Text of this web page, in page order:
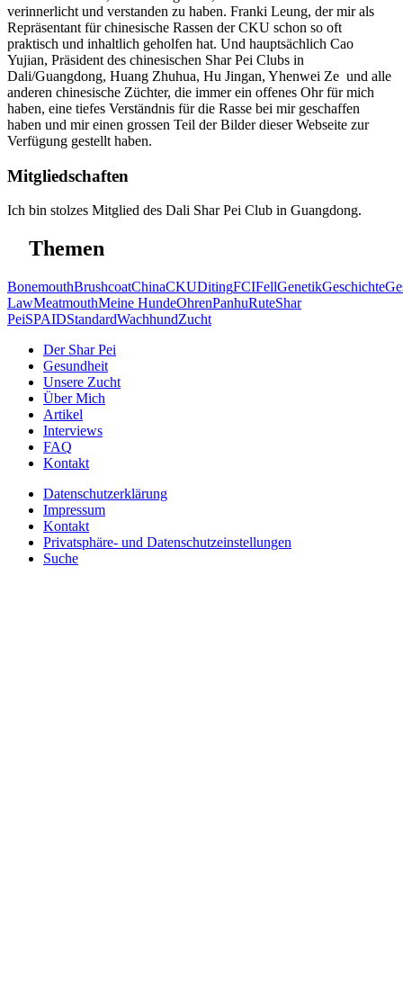
verinnerlicht und verstanden zu haben. Franki Leung, der mir als
Repräsentant für chinesische Rassen der CKU schon so oft
praktisch und inhaltlich geholfen hat. Und hauptsächlich Cao
Yujian, Präsident des chinesischen Shar Pei Clubs in
Dali/Guangdong, Huang Zhuhua, Hu Jingan, Yhenwei Ze und alle
anderen chinesische Züchter, die immer ein offenes Ohr für mich
haben, eine tiefes Verständnis für die Rasse bei mir geschaffen
haben und mir einen grossen Teil der Bilder dieser Webseite zur
Verfügung gestellt haben.
Mitgliedschaften
Ich bin stolzes Mitglied des Dali Shar Pei Club in Guangdong.
Themen
BonemouthBrushcoatChinaCKUDitingFCIFellGenetikGeschichte
LawMeatmouthMeine HundeOhrenPanhuRuteShar
PeiSPAIDStandardWachhundZucht
Der Shar Pei
Gesundheit
Unsere Zucht
Über Mich
Artikel
Interviews
FAQ
Kontakt
Datenschutzerklärung
Impressum
Kontakt
Privatsphäre- und Datenschutzeinstellungen
Suche